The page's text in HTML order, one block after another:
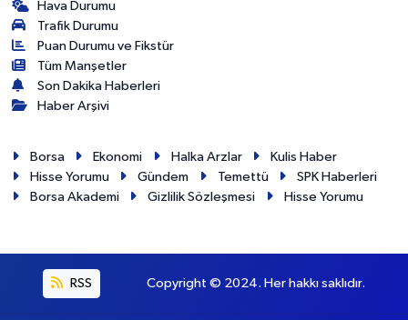
Hava Durumu
Trafik Durumu
Puan Durumu ve Fikstür
Tüm Manşetler
Son Dakika Haberleri
Haber Arşivi
Borsa Ekonomi Halka Arzlar
Kulis Haber
Hisse Yorumu
Gündem Temettü
SPK Haberleri
Borsa Akademi
Gizlilik Sözleşmesi Hisse Yorumu
RSS Copyright © 2024. Her hakkı saklıdır.